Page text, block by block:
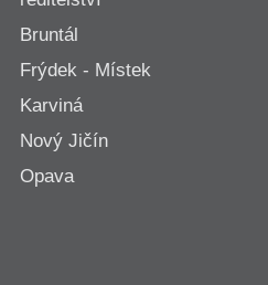
Bruntál
Frýdek - Místek
Karviná
Nový Jičín
Opava